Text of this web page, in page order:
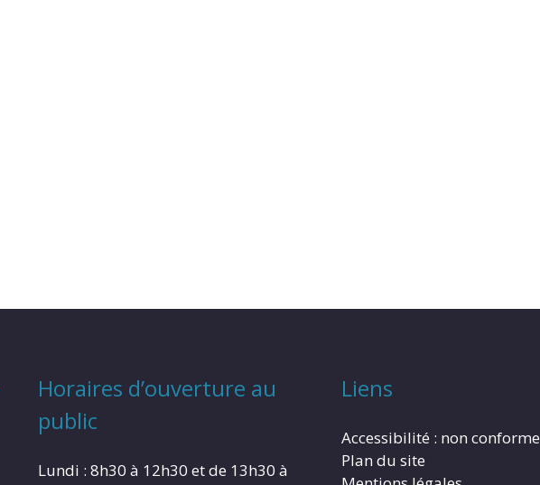
Horaires d’ouverture au
public
Lundi : 8h30 à 12h30 et de 13h30 à
Liens
Accessibilité : non conforme
Plan du site